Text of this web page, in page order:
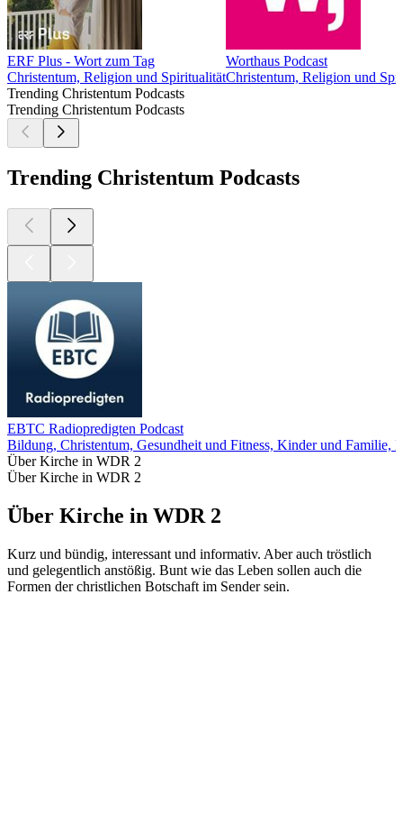
ERF Plus - Wort zum Tag
Christentum, Religion und Spiritualität
Worthaus Podcast
Christentum, Religion und
Trending Christentum Podcasts
Trending Christentum Podcasts
Trending Christentum Podcasts
EBTC Radiopredigten Podcast
Bildung, Christentum, Gesundheit und Fitness, Kinder und
Über Kirche in WDR 2
Über Kirche in WDR 2
Über Kirche in WDR 2
Kurz und bündig, interessant und informativ. Aber auch tröstlich
und gelegentlich anstößig. Bunt wie das Leben sollen auch die
Formen der christlichen Botschaft im Sender sein.